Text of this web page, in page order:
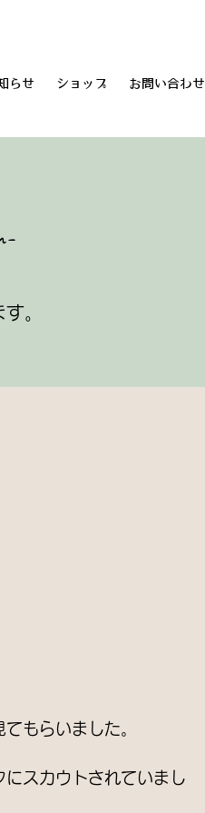
らせ ショップ お問い合わせ
。
もらいました。
スカウトされていまし